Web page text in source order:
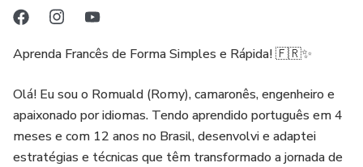
Aprenda Francês de Forma Simples e Rápida! 🇫🇷✨
Olá! Eu sou o Romuald (Romy), camaronês, engenheiro e
apaixonado por idiomas. Tendo aprendido português em 4
meses e com 12 anos no Brasil, desenvolvi e adaptei
estratégias e técnicas que têm transformado a jornada de